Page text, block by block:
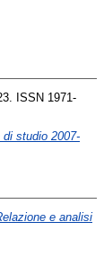
ISSN 1971-
di studio 2007-
e analisi